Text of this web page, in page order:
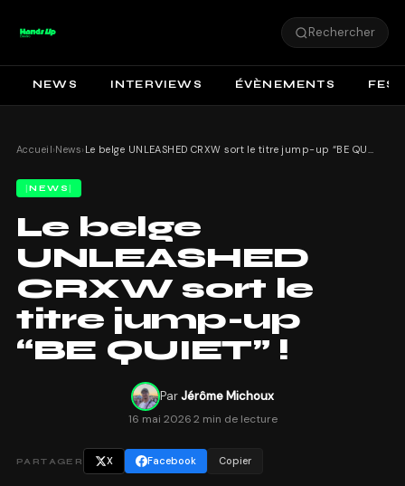
Rechercher
NEWS INTERVIEWS ÉVÈNEMENTS
Accueil›News› Le belge UNLEASHED CRXW sort le titre jump-up “BE QUIET” !
NEWS
Le belge
UNLEASHED
CRXW sort le
titre jump-up
“BE QUIET” !
ParJérôme Michoux
16 mai 20262 min de lecture
PARTAGER X Facebook Copier